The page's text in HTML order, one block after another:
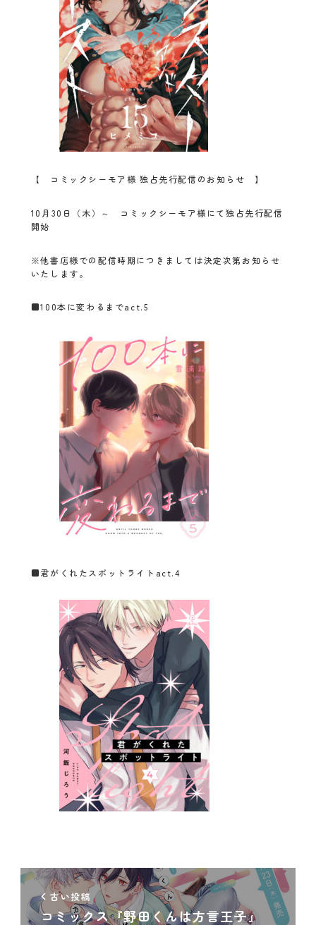
【 コミックシーモア様 独占先行配信のお知らせ 】
10月30日（木）～ コミックシーモア様にて独占先行配信
開始
※他書店様での配信時期につきましては決定次第お知らせ
いたします。
■100本に変わるまでact.5
■君がくれたスポットライトact.4
古い投稿
コミックス『野田くんは方言王子』